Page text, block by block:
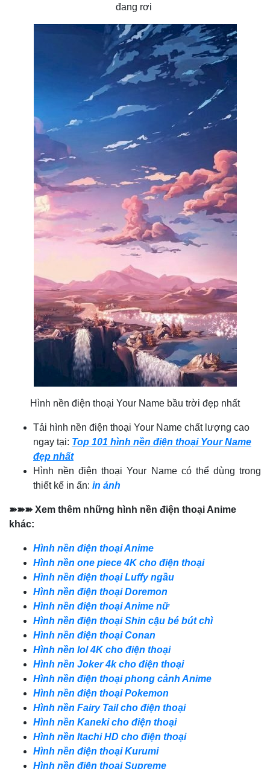
đang rơi
Hình nền điện thoại Your Name bầu trời đẹp nhất
Tải hình nền điện thoại Your Name chất lượng cao
ngay tại: Top 101 hình nền điện thoại Your Name
đẹp nhất
Hình nền điện thoại Your Name có thể dùng trong
thiết kế in ấn: in ảnh
➽➽➽ Xem thêm những hình nền điện thoại Anime
khác:
Hình nền điện thoại Anime
Hình nền one piece 4K cho điện thoại
Hình nền điện thoại Luffy ngầu
Hình nền điện thoại Doremon
Hình nền điện thoại Anime nữ
Hình nền điện thoại Shin cậu bé bút chì
Hình nền điện thoại Conan
Hình nền lol 4K cho điện thoại
Hình nền Joker 4k cho điện thoại
Hình nền điện thoại phong cảnh Anime
Hình nền điện thoại Pokemon
Hình nền Fairy Tail cho điện thoại
Hình nền Kaneki cho điện thoại
Hình nền Itachi HD cho điện thoại
Hình nền điện thoại Kurumi
Hình nền điện thoại Supreme